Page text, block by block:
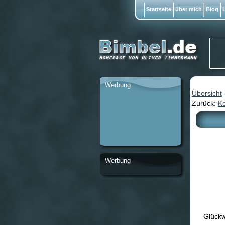
Übersicht
Zurück:
Werbung
Werbung
Startseite über mich Blog